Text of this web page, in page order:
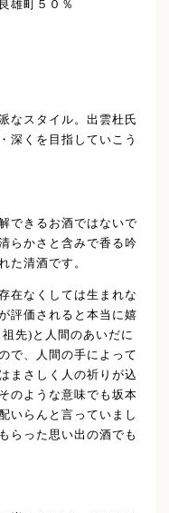
雄町５０％
なスタイル。出雲杜氏
深くを目指していこう
できるお酒ではないで
らかさと含みで香る吟
た清酒です。
在なくしては生まれな
評価されると本当に嬉
先)と人間のあいだに
で、人間の手によって
まさしく人の祈りが込
のような意味でも坂本
いらんと言っていまし
らった思い出の酒でも